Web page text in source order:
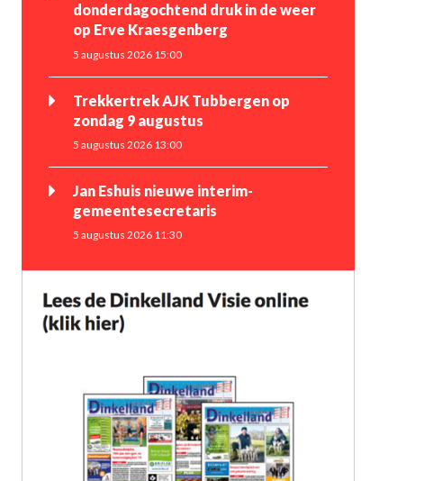
donderdagochtend druk in de weer
op Erve Kraesgenberg
5 augustus 2026 15:00
Trekkertrek AJK Tubbergen op
zondag 9 augustus
5 augustus 2026 13:00
Jan Eshuis nieuwe interim-
gemeentesecretaris
5 augustus 2026 11:30